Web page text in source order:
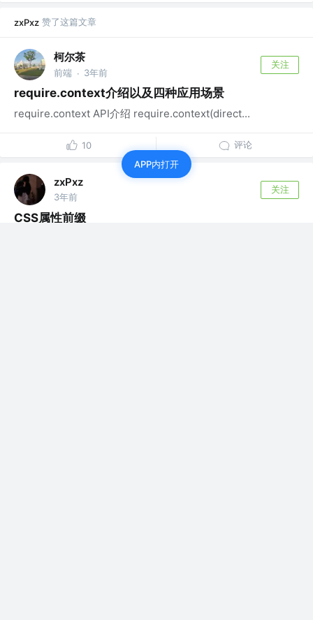
zxPxz 赞了这篇文章
柯尔茶
前端 · 3年前
关注
require.context介绍以及四种应用场景
require.context API介绍 require.context(direct...
10 评论
zxPxz
3年前
关注
CSS属性前缀
APP内打开